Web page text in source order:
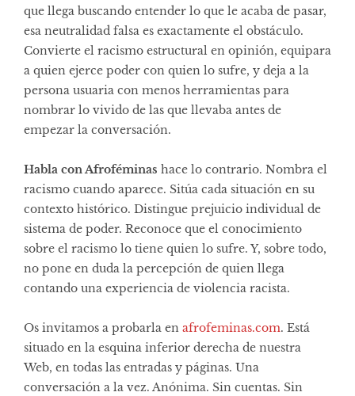
que llega buscando entender lo que le acaba de pasar,
esa neutralidad falsa es exactamente el obstáculo.
Convierte el racismo estructural en opinión, equipara
a quien ejerce poder con quien lo sufre, y deja a la
persona usuaria con menos herramientas para
nombrar lo vivido de las que llevaba antes de
empezar la conversación.
Habla con Afroféminas hace lo contrario. Nombra el
racismo cuando aparece. Sitúa cada situación en su
contexto histórico. Distingue prejuicio individual de
sistema de poder. Reconoce que el conocimiento
sobre el racismo lo tiene quien lo sufre. Y, sobre todo,
no pone en duda la percepción de quien llega
contando una experiencia de violencia racista.
Os invitamos a probarla en afrofeminas.com. Está
situado en la esquina inferior derecha de nuestra
Web, en todas las entradas y páginas. Una
conversación a la vez. Anónima. Sin cuentas. Sin